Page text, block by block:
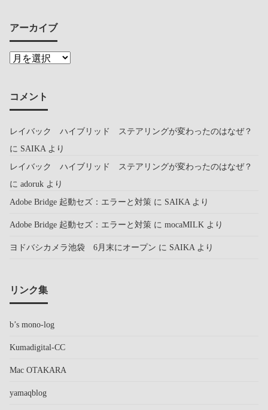
アーカイブ
コメント
レイバック ハイブリッド ステアリングが変わったのはなぜ？
に SAIKAより
レイバック ハイブリッド ステアリングが変わったのはなぜ？
に adoruk より
Adobe Bridge 起動セズ：エラーと対策 に SAIKAより
Adobe Bridge 起動セズ：エラーと対策 に mocaMILK より
ヨドバシカメラ池袋 6月末にオープン に SAIKAより
リンク集
b’s mono-log
Kumadigital-CC
Mac OTAKARA
yamaqblog